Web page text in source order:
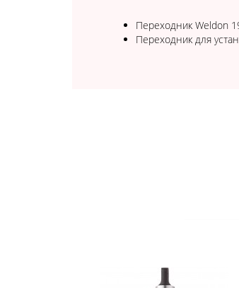
Переходник Weldon
Переходник для